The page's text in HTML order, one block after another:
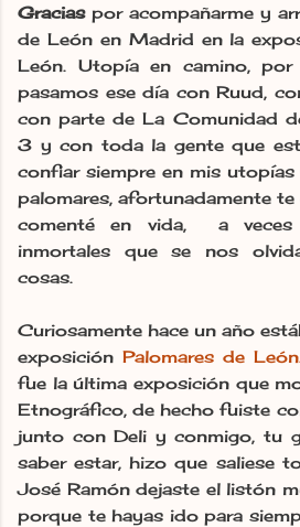
Graciaspor acompañarme y
de León en Madrid en la
León. Utopía en camino,
pasamos ese día con Ruud,
con parte de La Comunidad
3 y con toda la gente que
confiar siempre en mis
palomares, afortunadamente te
comenté en vida, a veces
inmortales que se nos
cosas.
Curiosamente hace un año
exposición Palomares de
fue la última exposición que
Etnográfico, de hecho fuiste
junto con Deli y conmigo, tu
saber estar, hizo que saliese
José Ramón dejaste el listón
porque te hayas ido para